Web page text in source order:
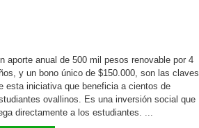
aporte anual de 500 mil pesos renovable por 4
y un bono único de $150.000, son las claves
esta iniciativa que beneficia a cientos de
ovallinos. Es una inversión social que
directamente a los estudiantes. ...